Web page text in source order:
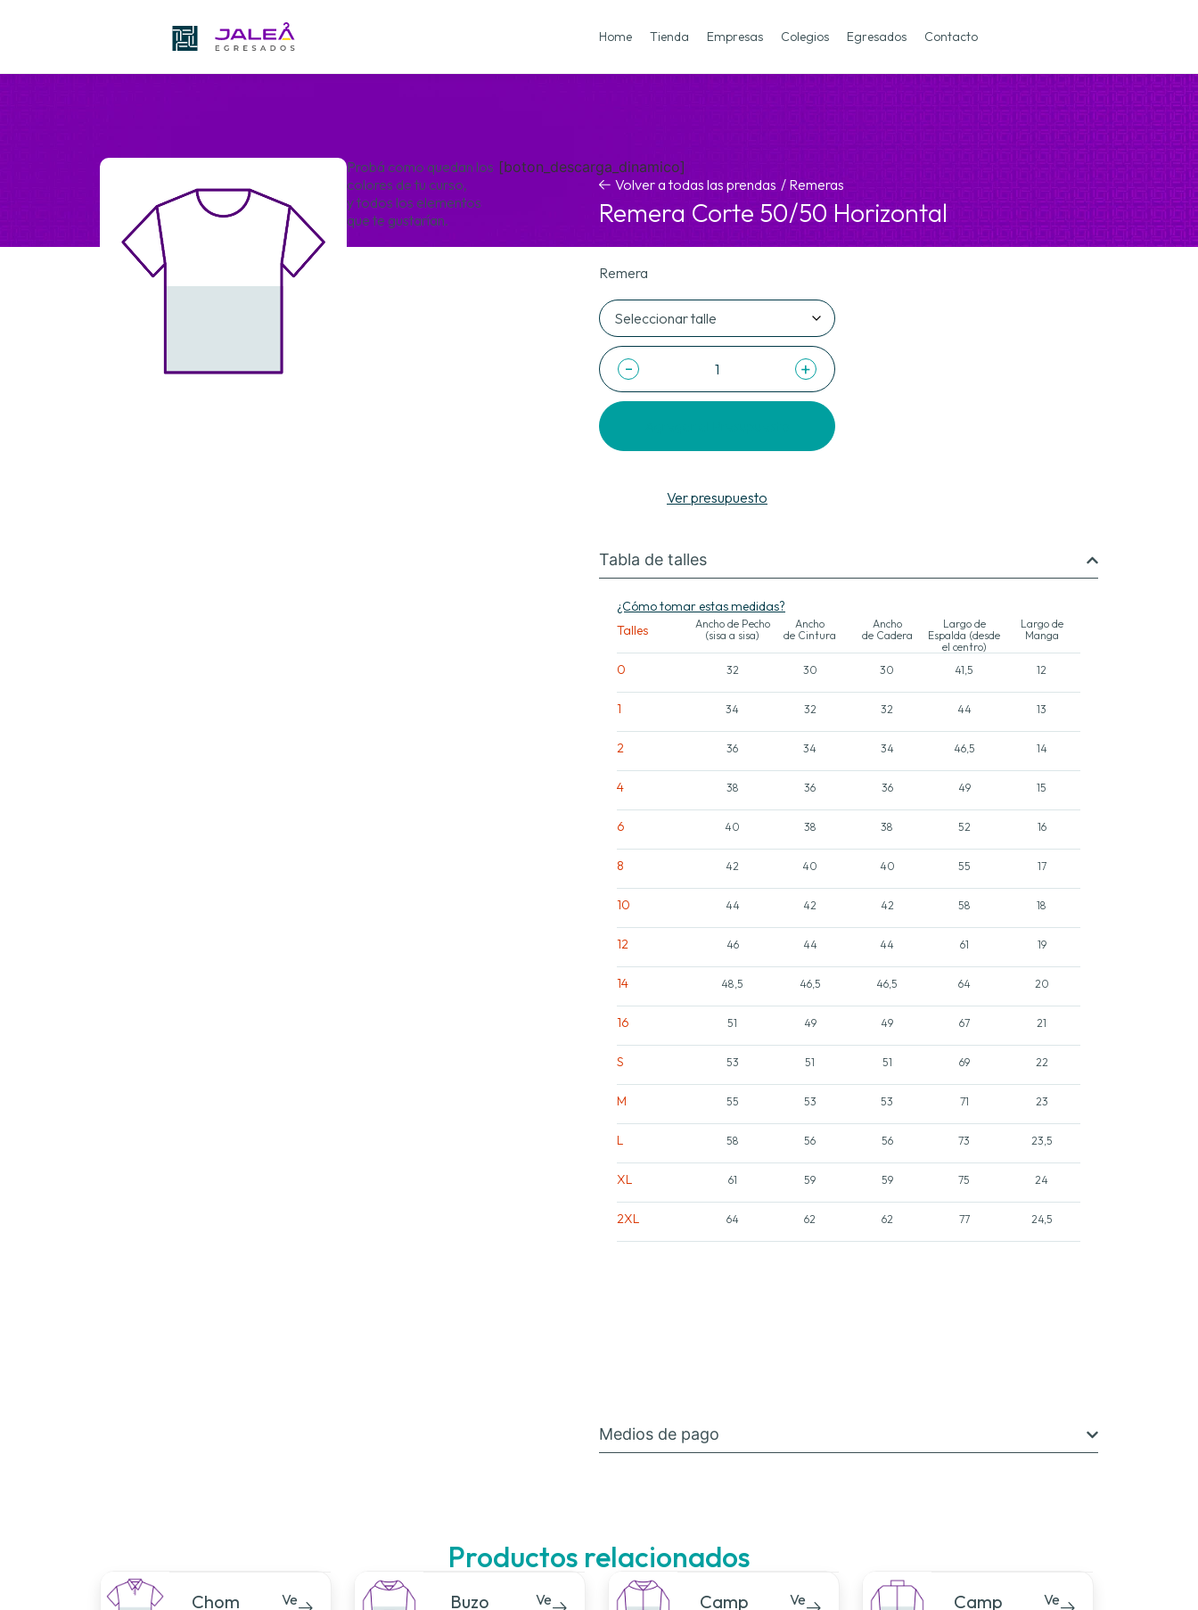
Home Tienda Empresas Colegios Egresados Contacto
Probá como quedan los
colores de tu curso,
y todos los elementos
que te gustarían.
[boton_descarga_dinamico]
Volver a todas las prendas / Remeras
Remera Corte 50/50 Horizontal
Remera
- +
Ver presupuesto
Tabla de talles
¿Cómo tomar estas medidas?
Talles
Ancho de Pecho
(sisa a sisa)
Ancho
de Cintura
Ancho
de Cadera
Largo de
Espalda (desde
el centro)
Largo de
Manga
0 32 30 30 41,5 12
1 34 32 32 44 13
2 36 34 34 46,5 14
4 38 36 36 49 15
6 40 38 38 52 16
8 42 40 40 55 17
10 44 42 42 58 18
12 46 44 44 61 19
14 48,5 46,5 46,5 64 20
16 51 49 49 67 21
S 53 51 51 69 22
M 55 53 53 71 23
L 58 56 56 73 23,5
XL 61 59 59 75 24
2XL 64 62 62 77 24,5
Medios de pago
Productos relacionados
Chom
Ve
Buzo
Ve
Camp
Ve
Camp
Ve